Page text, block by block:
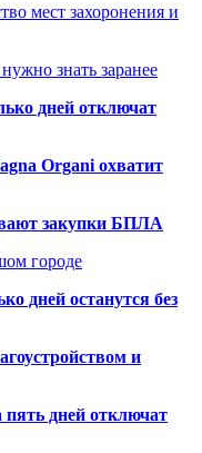
мест захоронения и
знать заранее
дней отключат
Organi охватит
закупки БПЛА
городе
дней останутся без
и
пять дней отключат